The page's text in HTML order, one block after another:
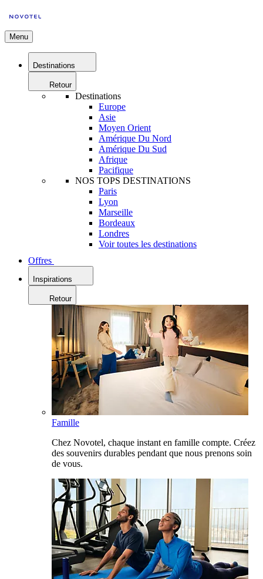
Menu
Destinations
Retour
Destinations
Europe
Asie
Moyen Orient
Amérique Du Nord
Amérique Du Sud
Afrique
Pacifique
NOS TOPS DESTINATIONS
Paris
Lyon
Marseille
Bordeaux
Londres
Voir toutes les destinations
Offres
Inspirations
Retour
Famille
Chez Novotel, chaque instant en famille compte. Créez
des souvenirs durables pendant que nous prenons soin
de vous.